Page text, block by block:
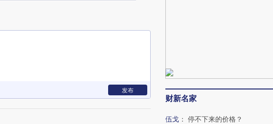
发布
财新名家
伍戈 ： 停不下来的价格？